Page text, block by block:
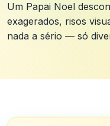
Um Papai Noel
exagerados, risos
nada a sério — só